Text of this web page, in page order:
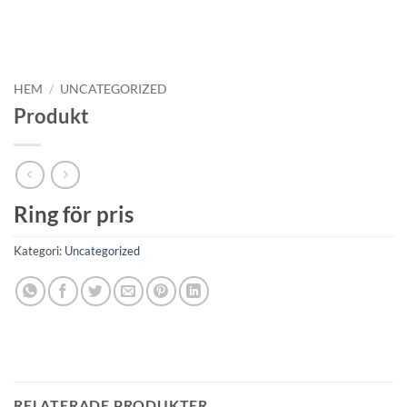
HEM / UNCATEGORIZED
Produkt
Ring för pris
Kategori: Uncategorized